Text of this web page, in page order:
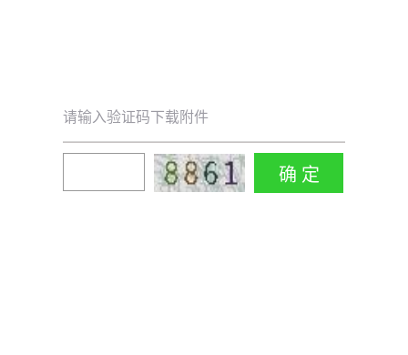
请输入验证码下载附件